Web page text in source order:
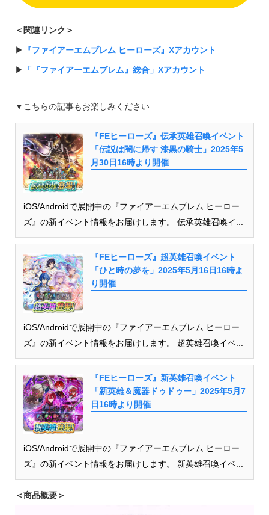
＜関連リンク＞
▶︎ 『ファイアーエムブレム ヒーローズ』Xアカウント
▶︎ 「『ファイアーエムブレム』総合」Xアカウント
▼こちらの記事もお楽しみください
『FEヒーローズ』伝承英雄召喚イベント
「伝説は闇に帰す 漆黒の騎士」2025年5
月30日16時より開催
iOS/Androidで展開中の『ファイアーエムブレム ヒーロー
ズ』の新イベント情報をお届けします。 伝承英雄召喚イ...
『FEヒーローズ』超英雄召喚イベント
「ひと時の夢を」2025年5月16日16時よ
り開催
iOS/Androidで展開中の『ファイアーエムブレム ヒーロー
ズ』の新イベント情報をお届けします。 超英雄召喚イベ...
『FEヒーローズ』新英雄召喚イベント
「新英雄＆魔器ドゥドゥー」2025年5月7
日16時より開催
iOS/Androidで展開中の『ファイアーエムブレム ヒーロー
ズ』の新イベント情報をお届けします。 新英雄召喚イベ...
＜商品概要＞